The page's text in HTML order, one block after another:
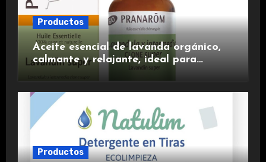
Productos
Aceite esencial de lavanda orgánico,
calmante y relajante, ideal para
Productos